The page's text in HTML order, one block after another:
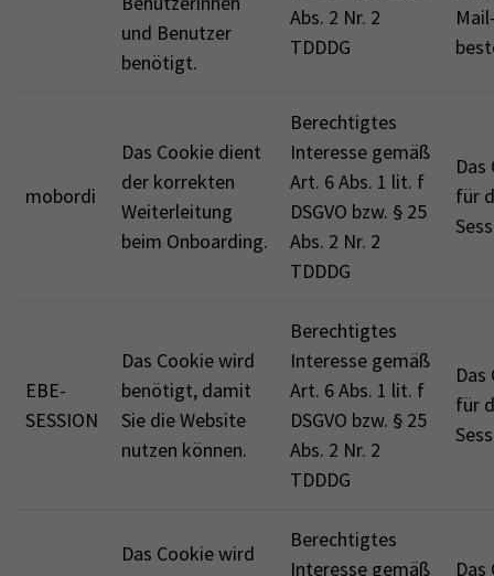
und Benutzer
benötigt.
Abs. 2 Nr. 2
TDDDG
mobordi
Das Cookie dient
der korrekten
Weiterleitung
beim Onboarding.
Berechtigtes
Interesse gemäß
Art. 6 Abs. 1 lit. f
DSGVO bzw. § 25
Abs. 2 Nr. 2
TDDDG
für
EBE-
SESSION
Das Cookie wird
benötigt, damit
Sie die Website
nutzen können.
Berechtigtes
Interesse gemäß
Art. 6 Abs. 1 lit. f
DSGVO bzw. § 25
Abs. 2 Nr. 2
TDDDG
für
Das Cookie wird
Berechtigtes
Interesse gemäß